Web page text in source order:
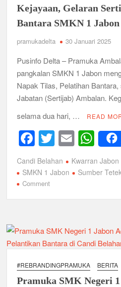
Berkarakter, Berprestasi, Berbudi
Cetak Generasi Tangguh
Pramuka SMKN 1 Jabon Tempa
Sosial Melalui Jelajah Desa
Gemuruh Semangat di Pangkalan
Kompetisi Mencetak Karakter dan
Perkuat Kepemimpinan dan
Dianpinsa serta Musppanitera 2026
Bukan Cuma Kemah! Pramuka
Tumbuhkan Ceria dan Karakter
Siaga Ramaikan Pesta Siaga
Ceria Bersama Pramuka Siaga:
Kejayaan, Gelaran
Bantara SMKN 1 Jabon
pramukadelta 30 Januari 2025
Pusinfo Delta – Pramuka
pangkalan SMKN 1 Jabon
Napak Tilas, Pelatihan
Jabatan (Sertijab) Ambalan.
selama dua hari, …
READ
F
a
c
e
b
o
k
T
wi
tt
E
m
ail
W
h
at
A
p
Candi Belahan Kwarran Jabon
SMKN 1 Jabon
Sumber
Commenton
Mengukir
Kejayaan,
Sertijab
dan
#REBRANDINGPRAMUKA BERITA
Pramuka SMK Negeri